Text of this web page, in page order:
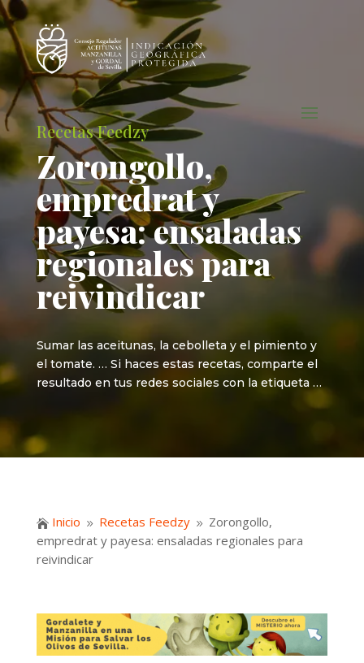
Recetas Feedzy
Zorongollo,
empredrat y
payesa: ensaladas
regionales para
reivindicar
Sumar las aceitunas, la cebolleta y el pimiento y
el tomate. … Si haces estas recetas, comparte el
resultado en tus redes sociales con la etiqueta …
 Inicio 9 Recetas Feedzy 9 Zorongollo,
empredrat y payesa: ensaladas regionales para
reivindicar